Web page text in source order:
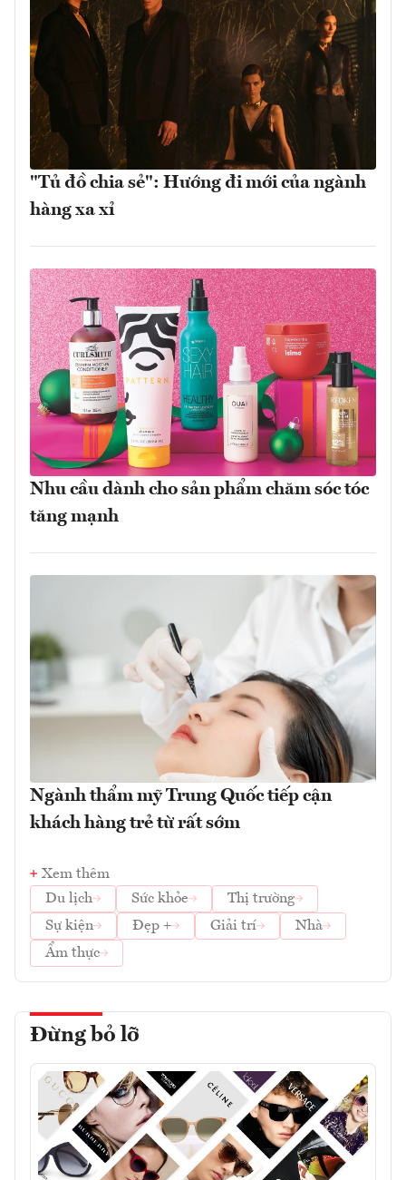
"Tủ đồ chia sẻ": Hướng đi mới của ngành
hàng xa xỉ
Nhu cầu dành cho sản phẩm chăm sóc tóc
tăng mạnh
Ngành thẩm mỹ Trung Quốc tiếp cận
khách hàng trẻ từ rất sớm
Xem thêm
Du lịch
Sức khỏe
Thị trường
Sự kiện
Đẹp + Giải trí
Nhà
Ẩm thực
Đừng bỏ lỡ